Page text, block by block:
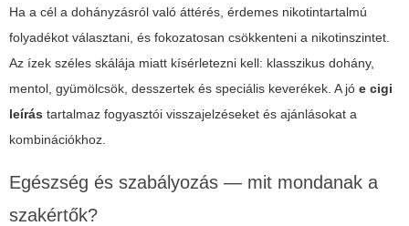
Ha a cél a dohányzásról való áttérés, érdemes nikotintartalmú
folyadékot választani, és fokozatosan csökkenteni a nikotinszintet.
Az ízek széles skálája miatt kísérletezni kell: klasszikus dohány,
mentol, gyümölcsök, desszertek és speciális keverékek. A jó e cigi
leírás tartalmaz fogyasztói visszajelzéseket és ajánlásokat a
kombinációkhoz.
Egészség és szabályozás — mit mondanak a
szakértők?